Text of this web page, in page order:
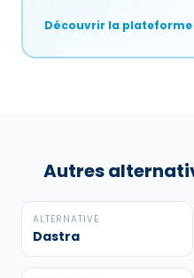
Découvrir la plateforme
Autres
ALTERNATIVE
Dastra